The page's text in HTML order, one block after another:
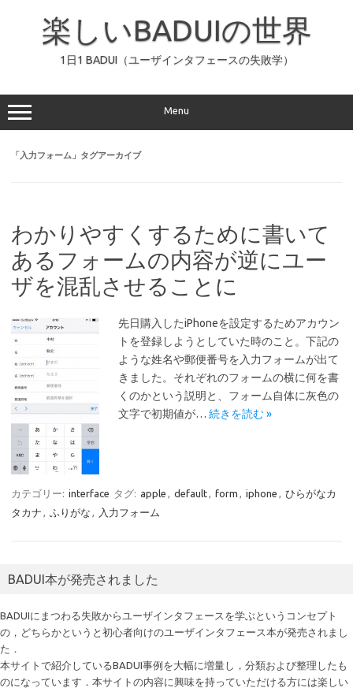
ッ
プ
楽しいBADUIの世界
1日1 BADUI（ユーザインタフェースの失敗学）
Menu
「入力フォーム 」タグアーカイブ
わかりやすくするために書いて
あるフォームの内容が逆にユー
ザを混乱させることに
先日購入したiPhoneを設定するためアカウン
トを登録しようとしていた時のこと。下記の
ような姓名や郵便番号を入力フォームが出て
きました。それぞれのフォームの横に何を書
くのかという説明と、フォーム自体に灰色の
文字で初期値が… 続きを読む »
カテゴリー: interface タグ: apple , default, form , iphone , ひらがなカ
タカナ , ふりがな , 入力フォーム
BADUI本が発売されました
BADUIにまつわる失敗からユーザインタフェースを学ぶというコンセプト
の，どちらかというと初心者向けのユーザインタフェース本が発売されまし
た．
本サイトで紹介しているBADUI事例を大幅に増量し，分類および整理したも
のになっています．本サイトの内容に興味を持っていただける方には楽しい